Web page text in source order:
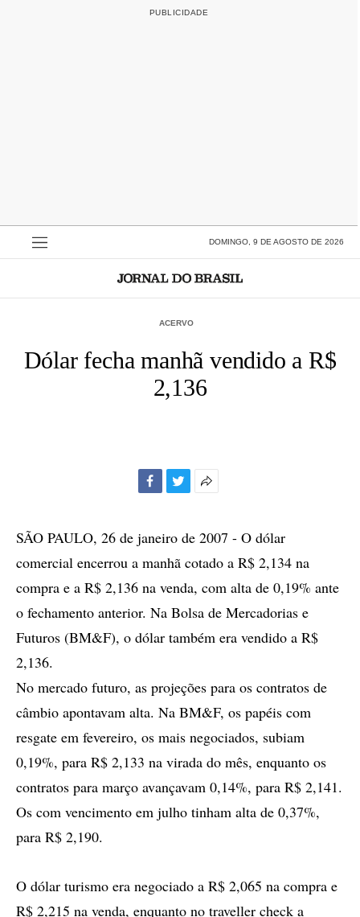
DOMINGO, 9 DE AGOSTO DE 2026
ACERVO
Dólar fecha manhã vendido a R$
2,136
compartilhamento
SÃO PAULO, 26 de janeiro de 2007 - O dólar
comercial encerrou a manhã cotado a R$ 2,134 na
compra e a R$ 2,136 na venda, com alta de 0,19% ante
o fechamento anterior. Na Bolsa de Mercadorias e
Futuros (BM&F), o dólar também era vendido a R$
2,136.
No mercado futuro, as projeções para os contratos de
câmbio apontavam alta. Na BM&F, os papéis com
resgate em fevereiro, os mais negociados, subiam
0,19%, para R$ 2,133 na virada do mês, enquanto os
contratos para março avançavam 0,14%, para R$ 2,141.
Os com vencimento em julho tinham alta de 0,37%,
para R$ 2,190.
O dólar turismo era negociado a R$ 2,065 na compra e
R$ 2,215 na venda, enquanto no traveller check a